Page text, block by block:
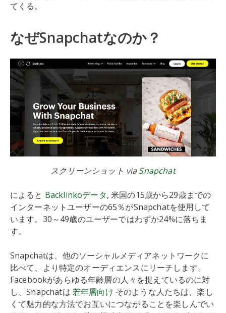
てくる。
なぜSnapchatなのか？
スクリーンショット via Snapchat
によると Backlinkoデータ, 米国の15歳から29歳までの
インターネットユーザーの65％がSnapchatを使用して
います。30～49歳のユーザーではわずか24%に落ちま
す。
Snapchatは、他のソーシャルメディアネットワークに
比べて、より特定のオーディエンスにリーチします。
Facebookがあらゆる年齢層の人々を捉えているのに対
し、Snapchatは 若年層向け そのような人たちは、楽し
くて魅力的な方法でお互いにつながることを楽しんでい